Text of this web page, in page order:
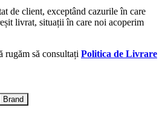
de client, exceptând cazurile în care
livrat, situații în care noi acoperim
rugăm să consultați Politica de Livrare
Brand